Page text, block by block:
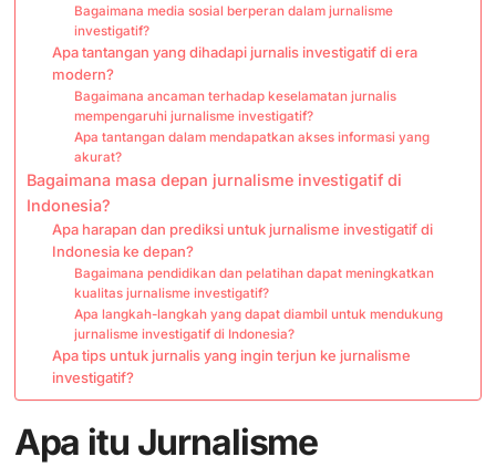
Bagaimana media sosial berperan dalam jurnalisme
investigatif?
Apa tantangan yang dihadapi jurnalis investigatif di era
modern?
Bagaimana ancaman terhadap keselamatan jurnalis
mempengaruhi jurnalisme investigatif?
Apa tantangan dalam mendapatkan akses informasi yang
akurat?
Bagaimana masa depan jurnalisme investigatif di
Indonesia?
Apa harapan dan prediksi untuk jurnalisme investigatif di
Indonesia ke depan?
Bagaimana pendidikan dan pelatihan dapat meningkatkan
kualitas jurnalisme investigatif?
Apa langkah-langkah yang dapat diambil untuk mendukung
jurnalisme investigatif di Indonesia?
Apa tips untuk jurnalis yang ingin terjun ke jurnalisme
investigatif?
Apa itu Jurnalisme